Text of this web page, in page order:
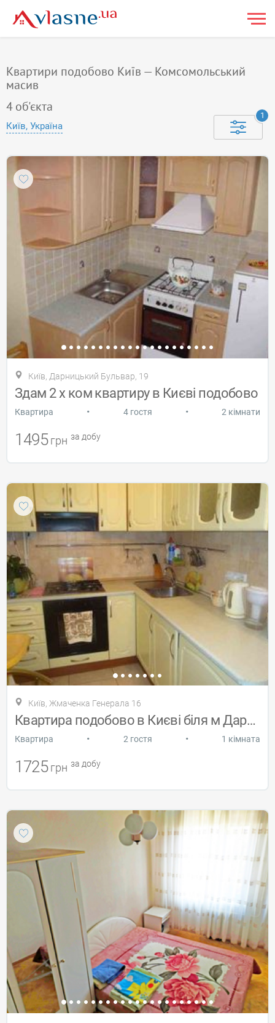
Квартири подобово Київ — Комсомольський
масив
4об'єкта
Київ, Україна
1
Київ, Дарницький Бульвар, 19
Здам 2 х ком квартиру в Києві подобово
Квартира • 4 гостя • 2 кімнати
1495 грн за добу
Київ, Жмаченка Генерала 16
Квартира подобово в Києві біля м Дарниця
Квартира • 2 гостя • 1 кімната
1725 грн за добу